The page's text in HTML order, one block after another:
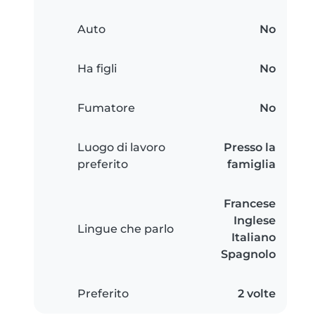
Auto No
Ha figli No
Fumatore No
Luogo di lavoro
preferito
Presso la
famiglia
Lingue che parlo
Francese
Inglese
Italiano
Spagnolo
Preferito 2 volte